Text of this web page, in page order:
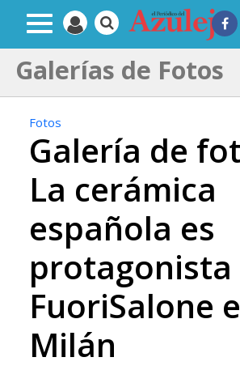
Galerías de Fotos
Fotos
Galería de
La cerámica
española es
protagonista
FuoriSalone
Milán